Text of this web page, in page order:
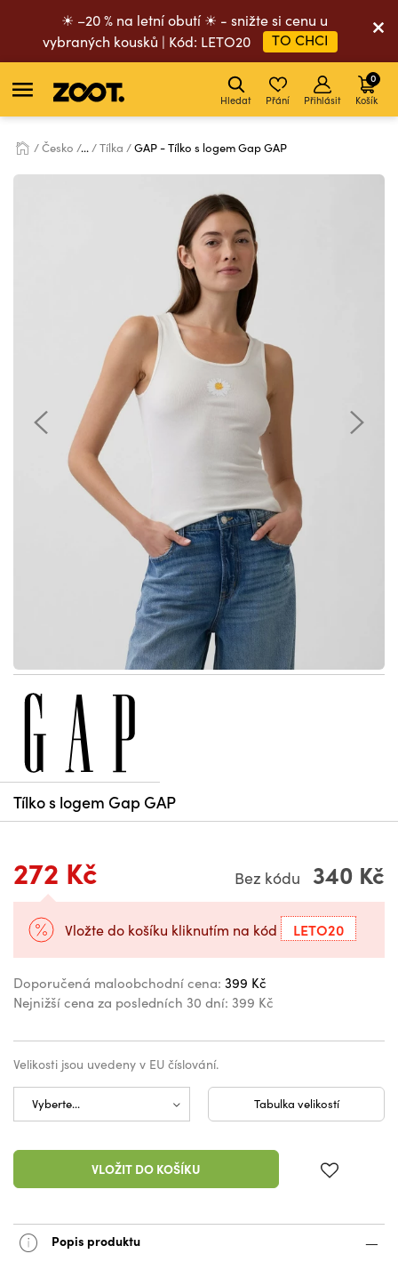
☀ –20 % na letní obutí ☀ - snižte si cenu u
vybraných kousků | Kód: LETO20
TO CHCI
Hledat Přání Přihlásit Košík
0
Česko ... Tílka GAP - Tílko s logem Gap GAP
Tílko s logem Gap GAP
272 Kč Bez kódu 340 Kč
Vložte do košíku kliknutím na kód LETO20
Doporučená maloobchodní cena: 399 Kč
Nejnižší cena za posledních 30 dní: 399 Kč
Velikosti jsou uvedeny v EU číslování.
Tabulka velikostí
VLOŽIT DO KOŠÍKU
Popis produktu